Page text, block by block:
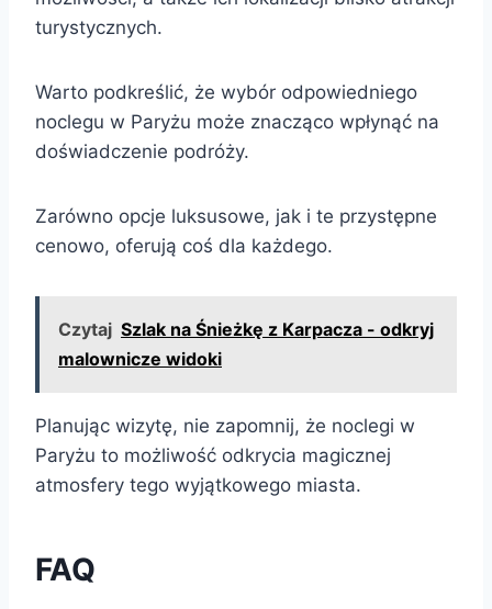
turystycznych.
Warto podkreślić, że wybór odpowiedniego
noclegu w Paryżu może znacząco wpłynąć na
doświadczenie podróży.
Zarówno opcje luksusowe, jak i te przystępne
cenowo, oferują coś dla każdego.
Czytaj Szlak na Śnieżkę z Karpacza - odkryj
malownicze widoki
Planując wizytę, nie zapomnij, że noclegi w
Paryżu to możliwość odkrycia magicznej
atmosfery tego wyjątkowego miasta.
FAQ